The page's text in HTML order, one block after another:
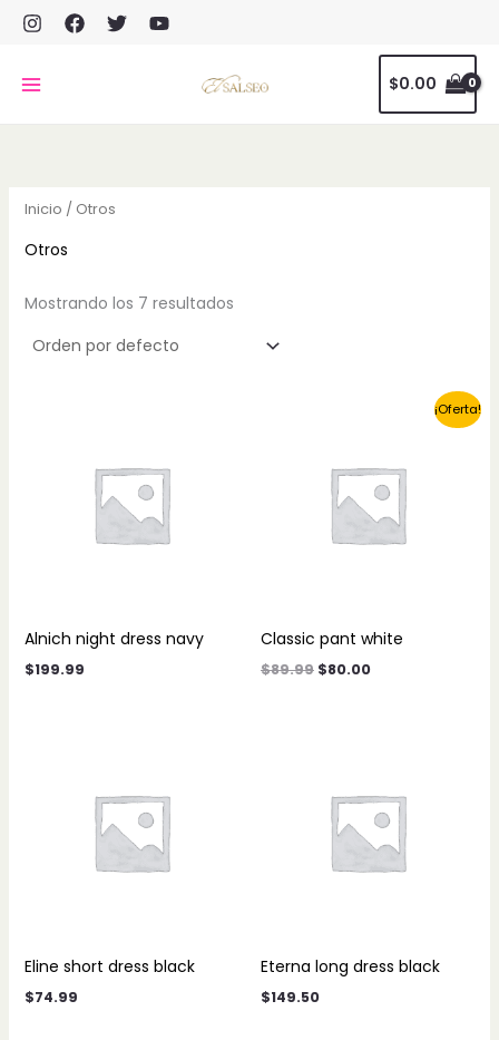
$0.00
Inicio / Otros
Otros
Mostrando los 7 resultados
Alnich night dress navy
$199.99
¡Oferta!
Classic pant white
$89.99 $80.00
Eline short dress black
$74.99
Eterna long dress black
$149.50